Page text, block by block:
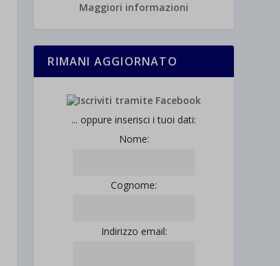
Maggiori informazioni
RIMANI AGGIORNATO
... oppure inserisci i tuoi dati:
Nome:
Cognome:
Indirizzo email: